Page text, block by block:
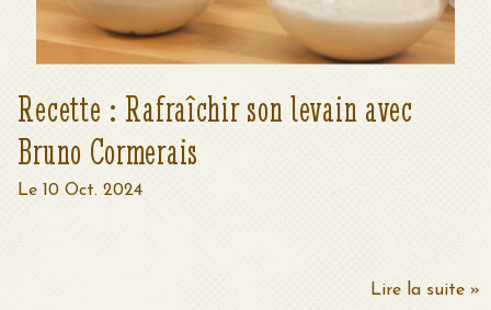
Recette : Rafraîchir son levain avec
Bruno Cormerais
Le 10 Oct. 2024
Lire la suite »